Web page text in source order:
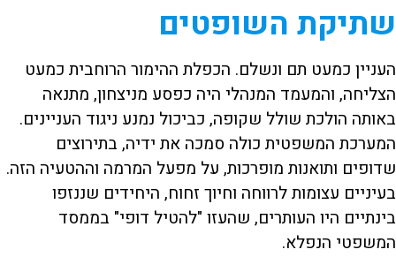
שתיקת השופטים
העניין כמעט תם ונשלם. הכפלת ההימור הרוחבית כמעט
הצליחה, והמעמד המנהלי היה כפסע מניצחון, מתנאה
באותה הולכת שולל שקופה, כביכול נמנע ניגוד העניינים.
המערכת המשפטית כולה סמכה את ידיה, בתירוצים
שדופים ותואנות מופרכות, על מפעל המרמה וההטעיה הזה.
בעיניים עצומות לרווחה וחיוך זחוח, היחידים שננזפו
בינתיים היו העותרים, שהעזו "להטיל דופי" בממסד
המשפטי הנפלא.